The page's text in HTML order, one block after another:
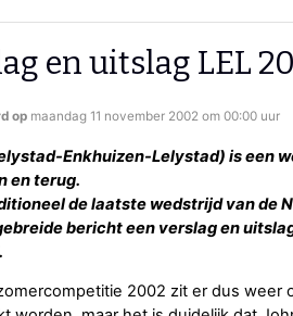
RSS
en uitslag LEL
op maandag 11 november 2002 om 00:00 uur
Enkhuizen-Lelystad) is een
en terug.
de laatste wedstrijd van de
bericht een verslag en
2002 zit er dus weer